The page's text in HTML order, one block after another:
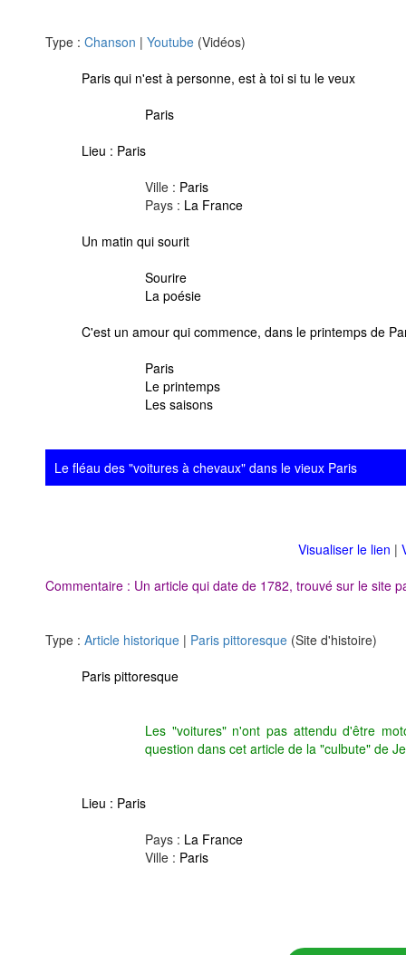
Type : Chanson | Youtube (Vidéos)
Paris qui n'est à personne, est à toi si tu le veux
Paris
Lieu : Paris
Ville : Paris
Pays : La France
Un matin qui sourit
Sourire
La poésie
C'est un amour qui commence, dans le printemps de
Paris
Le printemps
Les saisons
Le fléau des "voitures à chevaux" dans le vieux Paris
Visualiser le lien |
Commentaire : Un article qui date de 1782, trouvé sur le site
Type : Article historique | Paris pittoresque (Site d'histoire)
Paris pittoresque
Les "voitures" n'ont pas attendu d'être
question dans cet article de la "culbute" de
Lieu : Paris
Pays : La France
Ville : Paris